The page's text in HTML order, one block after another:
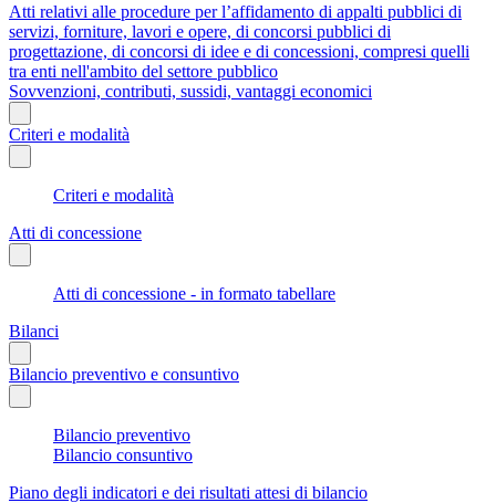
Atti relativi alle procedure per l’affidamento di appalti pubblici di
servizi, forniture, lavori e opere, di concorsi pubblici di
progettazione, di concorsi di idee e di concessioni, compresi quelli
tra enti nell'ambito del settore pubblico
Sovvenzioni, contributi, sussidi, vantaggi economici
Criteri e modalità
Criteri e modalità
Atti di concessione
Atti di concessione - in formato tabellare
Bilanci
Bilancio preventivo e consuntivo
Bilancio preventivo
Bilancio consuntivo
Piano degli indicatori e dei risultati attesi di bilancio